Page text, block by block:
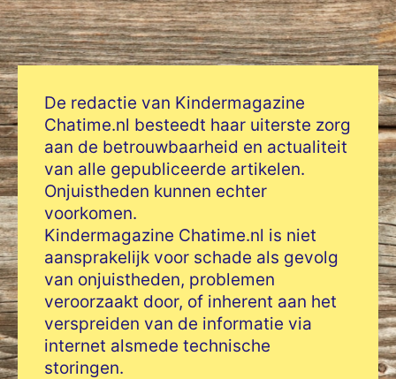
De redactie van Kindermagazine
Chatime.nl besteedt haar uiterste zorg
aan de betrouwbaarheid en actualiteit
van alle gepubliceerde artikelen.
Onjuistheden kunnen echter
voorkomen.
Kindermagazine Chatime.nl is niet
aansprakelijk voor schade als gevolg
van onjuistheden, problemen
veroorzaakt door, of inherent aan het
verspreiden van de informatie via
internet alsmede technische
storingen.